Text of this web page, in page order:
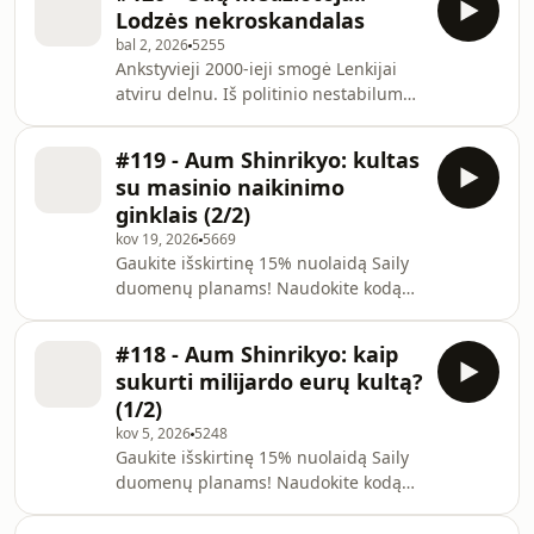
garbinančių šį kraugerišką valdžios
uzurpatorių. Nusprendėme skirti pora
epizodų ir užmesti akį į mažiau
matomą ir aptarinėjimą Lukašenkos
gyvenimo ir karjeros ištakas, leidusias
jam tapti ilgiausiai savo kėdės
nepaleidžia
Lodzės nekroskandalas
bal 2, 2026 5255
Ankstyvieji 2000-ieji smogė Lenkijai
atviru delnu. Iš politinio nestabilumo,
naujos sistemos laimėtojus, ir
pralaimėtojus. Laukinio kapitalizmo
sąlygomis ant visuomenės moralinio
audinio pūliniu išdygo
nekroskandalas, šokiravęs visą
valstybę, Odų medžiotojai sudrebino
pasitikėjimą ne tik valstybės
institucijomis, bet i
#119 - Aum Shinrikyo: kultas
su masinio naikinimo
ginklais (2/2)
kov 19, 2026 5669
Gaukite išskirtinę 15% nuolaidą Saily
duomenų planams! Naudokite kodą
apsilankykite
https://saily.com/protopemza Istorijos
apie Aum Shinrikyo tęsinyje
narkotikus, mirtimis pasibaigiančius
kankinimus ir kulto lyderio klejones
galime dauginti iš ne vieno šimto
kartų. Giliai Japonijos žemėje
#118 - Aum Shinrikyo: kaip
sukurti milijardo eurų kultą?
(1/2)
kov 5, 2026 5248
Gaukite išskirtinę 15% nuolaidą Saily
duomenų planams! Naudokite kodą